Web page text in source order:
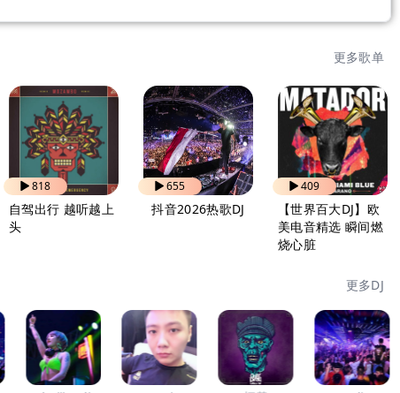
更多歌单
818
自驾出行 越听越上
头
655
抖音2026热歌DJ
409
【世界百大DJ】欧
美电音精选 瞬间燃
烧心脏
更多DJ